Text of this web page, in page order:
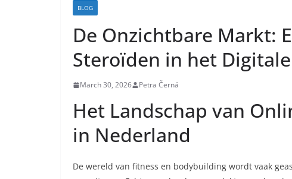
BLOG
De Onzichtbare Markt:
Steroïden in het
March 30, 2026 Petra Černá
Het Landschap van
in Nederland
De wereld van fitness en bodybuilding wordt vaak